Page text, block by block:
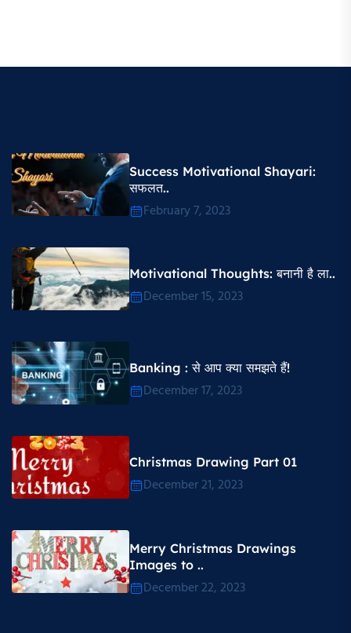
Success Motivational Shayari​:
सफलत..
February 7, 2023
Motivational Thoughts​: बनानी है ला..
December 15, 2023
Banking : से आप क्या समझते हैं!
December 17, 2023
Christmas Drawing Part 01
December 21, 2023
Merry Christmas Drawings
Images to ..
December 22, 2023